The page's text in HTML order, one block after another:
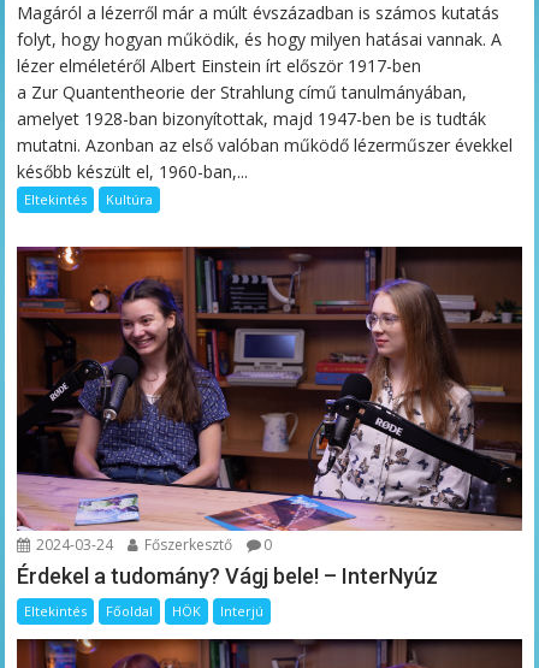
Magáról a lézerről már a múlt évszázadban is számos kutatás
folyt, hogy hogyan működik, és hogy milyen hatásai vannak. A
lézer elméletéről Albert Einstein írt először 1917-ben
a Zur Quantentheorie der Strahlung című tanulmányában,
amelyet 1928-ban bizonyítottak, majd 1947-ben be is tudták
mutatni. Azonban az első valóban működő lézerműszer évekkel
később készült el, 1960-ban,...
Eltekintés Kultúra
2024-03-24 Főszerkesztő 0
Érdekel a tudomány? Vágj bele! – InterNyúz
Eltekintés Főoldal HÖK Interjú